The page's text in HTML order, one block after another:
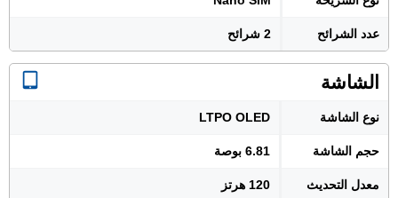
عدد الشرائح 2 شرائح
الشاشة
نوع الشاشة LTPO OLED
حجم الشاشة 6.81 بوصة
معدل التحديث 120 هرتز